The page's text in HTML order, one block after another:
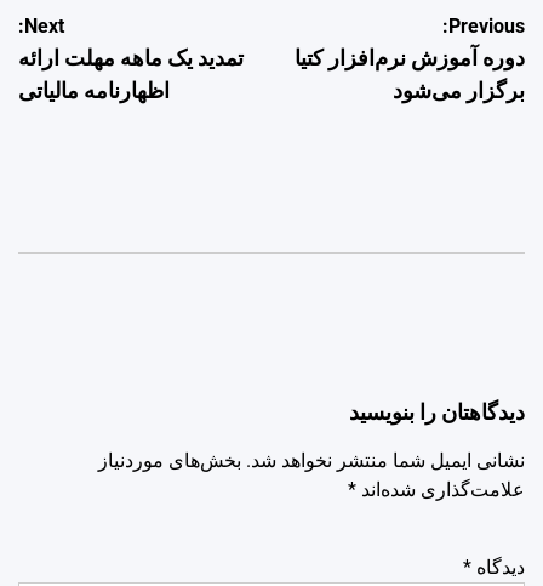
راهبری
نوشته
Previous:
دوره آموزش نرم‌افزار کتیا
برگزار می‌شود
Next:
تمدید یک ماهه مهلت ارائه
اظهارنامه مالیاتی
دیدگاهتان را بنویسید
نشانی ایمیل شما منتشر نخواهد شد. بخش‌های موردنیاز
علامت‌گذاری شده‌اند *
دیدگاه *